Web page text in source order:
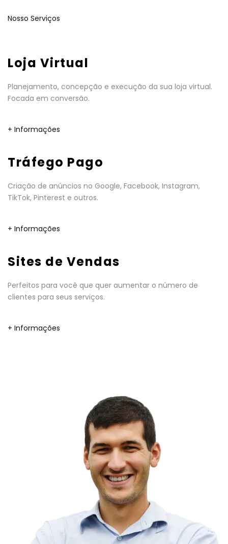
Nosso Serviços
Loja Virtual
Planejamento, concepção e execução da sua loja virtual.
Focada em conversão.
+ Informações
Tráfego Pago
Criação de anúncios no Google, Facebook, Instagram,
TikTok, Pinterest e outros.
+ Informações
Sites de Vendas
Perfeitos para você que quer aumentar o número de
clientes para seus serviços.
+ Informações